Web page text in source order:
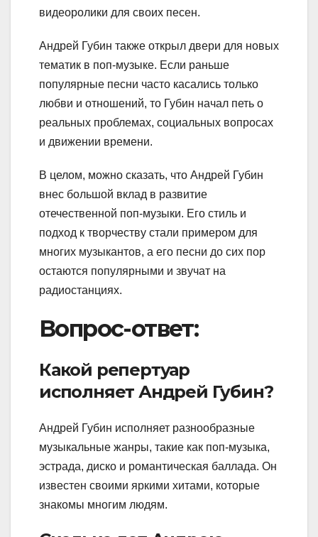
видеоролики для своих песен.
Андрей Губин также открыл двери для новых
тематик в поп-музыке. Если раньше
популярные песни часто касались только
любви и отношений, то Губин начал петь о
реальных проблемах, социальных вопросах
и движении времени.
В целом, можно сказать, что Андрей Губин
внес большой вклад в развитие
отечественной поп-музыки. Его стиль и
подход к творчеству стали примером для
многих музыкантов, а его песни до сих пор
остаются популярными и звучат на
радиостанциях.
Вопрос-ответ:
Какой репертуар
исполняет Андрей Губин?
Андрей Губин исполняет разнообразные
музыкальные жанры, такие как поп-музыка,
эстрада, диско и романтическая баллада. Он
известен своими яркими хитами, которые
знакомы многим людям.